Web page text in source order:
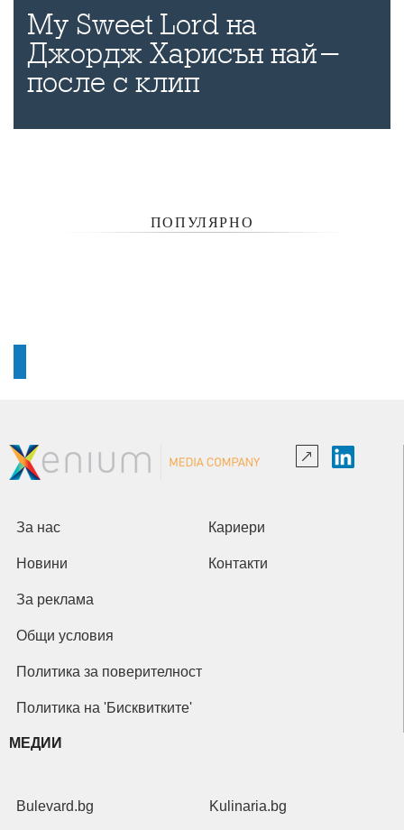
My Sweet Lord на
Джордж Харисън най-
после с клип
ПОПУЛЯРНО
За нас Кариери
Новини Контакти
За реклама
Общи условия
Политика за поверителност
Политика на 'Бисквитките'
МЕДИИ
Bulevard.bg Kulinaria.bg